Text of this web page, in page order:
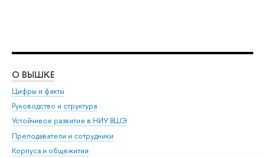
О ВЫШКЕ
Цифры и факты
Руководство и структура
Устойчивое развитие в НИУ ВШЭ
Преподаватели и сотрудники
Корпуса и общежития